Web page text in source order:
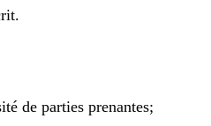
de parties prenantes;